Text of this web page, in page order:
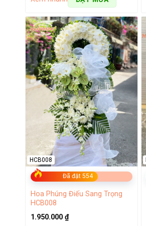
niệm đến những sự kiện trọng đại.
Đã đặt 554
HCB008
Hoa Phúng Điếu Sang Trọng
HCB008
1.950.000 ₫